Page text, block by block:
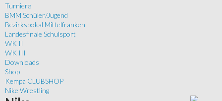
Turniere
BMM Schüler/Jugend
Bezirkspokal Mittelfranken
Landesfinale Schulsport
WK II
WK III
Downloads
Shop
Kempa CLUBSHOP
Nike Wrestling